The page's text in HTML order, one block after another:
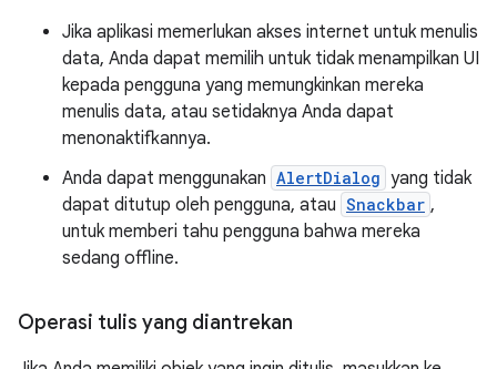
Jika aplikasi memerlukan akses internet untuk menulis
data, Anda dapat memilih untuk tidak menampilkan UI
kepada pengguna yang memungkinkan mereka
menulis data, atau setidaknya Anda dapat
menonaktifkannya.
Anda dapat menggunakan AlertDialog yang tidak
dapat ditutup oleh pengguna, atau Snackbar ,
untuk memberi tahu pengguna bahwa mereka
sedang offline.
Operasi tulis yang diantrekan